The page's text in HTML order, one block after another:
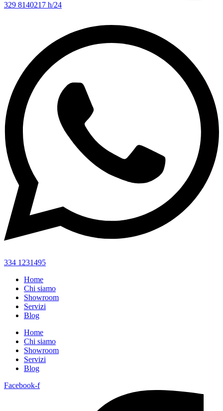
329 8140217 h/24
334 1231495
Home
Chi siamo
Showroom
Servizi
Blog
Home
Chi siamo
Showroom
Servizi
Blog
Facebook-f